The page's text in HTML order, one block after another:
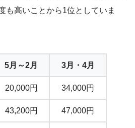
も高いことから1位としていま
5月～2月 3月・4月
20,000円 34,000円
43,200円 47,000円